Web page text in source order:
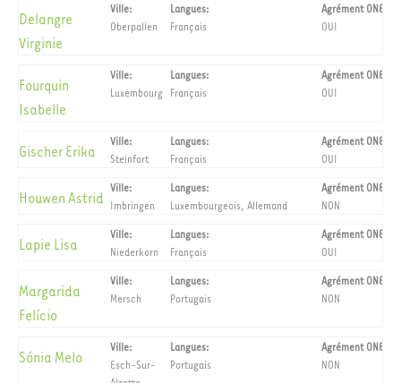
Delangre
Virginie
Ville:
Oberpallen
Langues:
Français
Agrément ONE
OUI
Fourquin
Isabelle
Ville:
Luxembourg
Langues:
Français
Agrément ONE
OUI
Gischer Erika
Ville:
Steinfort
Langues:
Français
Agrément ONE
OUI
Houwen Astrid
Ville:
Imbringen
Langues:
Luxembourgeois, Allemand
Agrément ONE
NON
Lapie Lisa
Ville:
Niederkorn
Langues:
Français
Agrément ONE
OUI
Margarida
Felício
Ville:
Mersch
Langues:
Portugais
Agrément ONE
NON
Sónia Melo
Ville:
Esch-Sur-
Langues:
Portugais
Agrément ONE
NON